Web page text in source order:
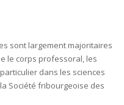
sont largement majoritaires
le corps professoral, les
dans les sciences
Société fribourgeoise des